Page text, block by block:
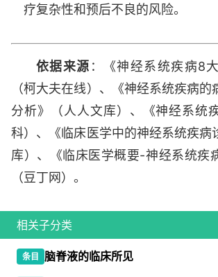
疗复杂性和预后不良的风险。
依据来源 ：《神经系统疾病8
（柯大夫在线）、《神经系统疾病
分析》（人人文库）、《神经系统
科）、《临床医学中的神经系统疾病
库）、《临床医学概要-神经系统疾
（豆丁网）。
相关子分类
条目 脑脊液的临床所见